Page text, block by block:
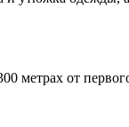
метрах от